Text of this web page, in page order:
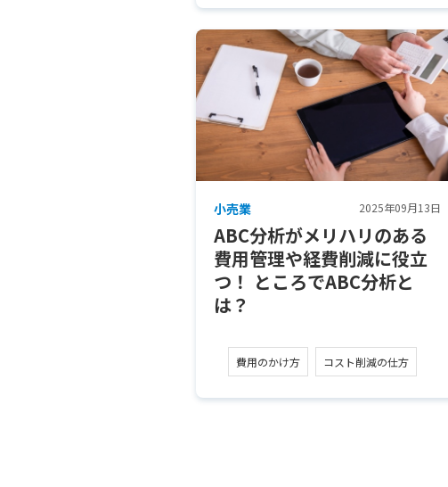
小売業 2025年09月13日
ABC分析がメリハリのある
費用管理や経費削減に役立
つ！ ところでABC分析と
は？
費用のかけ方 コスト削減の仕方